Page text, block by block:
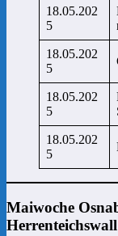
18.05.202
5
18.05.202
5
18.05.202
5
18.05.202
5
Maiwoche
Herrenteichswall